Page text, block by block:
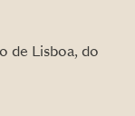
de Lisboa, do